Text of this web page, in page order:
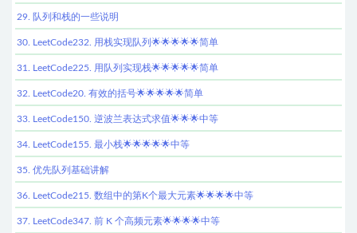
29. 队列和栈的一些说明
30. LeetCode232. 用栈实现队列🌟🌟🌟🌟🌟简单
31. LeetCode225. 用队列实现栈🌟🌟🌟🌟🌟简单
32. LeetCode20. 有效的括号🌟🌟🌟🌟🌟简单
33. LeetCode150. 逆波兰表达式求值🌟🌟🌟中等
34. LeetCode155. 最小栈🌟🌟🌟🌟🌟中等
35. 优先队列基础讲解
36. LeetCode215. 数组中的第K个最大元素🌟🌟🌟🌟中等
37. LeetCode347. 前 K 个高频元素🌟🌟🌟🌟中等